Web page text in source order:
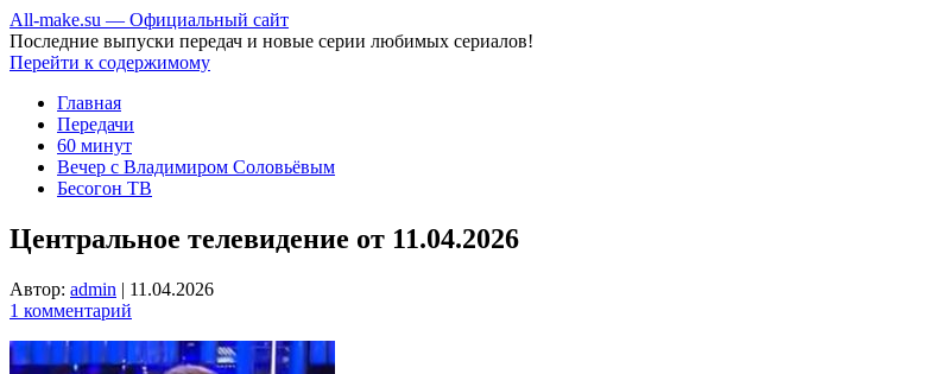
All-make.su — Официальный сайт
Последние выпуски передач и новые серии любимых сериалов!
Перейти к содержимому
Главная
Передачи
60 минут
Вечер с Владимиром Соловьёвым
Бесогон ТВ
Центральное телевидение от 11.04.2026
Автор: admin | 11.04.2026
1 комментарий